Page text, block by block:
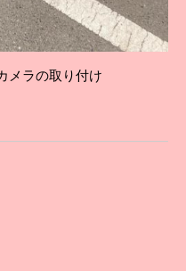
メラの取り付け